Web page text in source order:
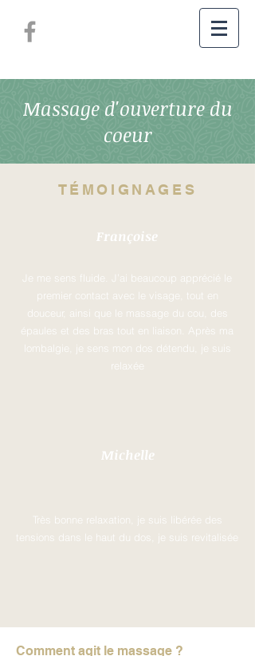
Massage d'ouverture du
coeur
TÉMOIGNAGES
Françoise
Je me sens fluide. J’ai beaucoup apprécié le
premier contact avec le visage, tout en
douceur, ainsi que le massage du cou, des
épaules et des bras tout en liaison. Après ma
lombalgie, je sens mon dos détendu, je suis
relaxée
Michelle
Très bonne relaxation, je suis libérée des
tensions dans le haut du dos, je suis revitalisée
Comment agit le massage ?